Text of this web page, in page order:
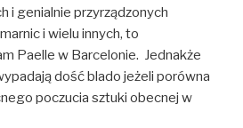
i genialnie przyrządzonych
i wielu innych, to
Paelle w Barcelonie. Jednakże
dość blado jeżeli porówna
poczucia sztuki obecnej w